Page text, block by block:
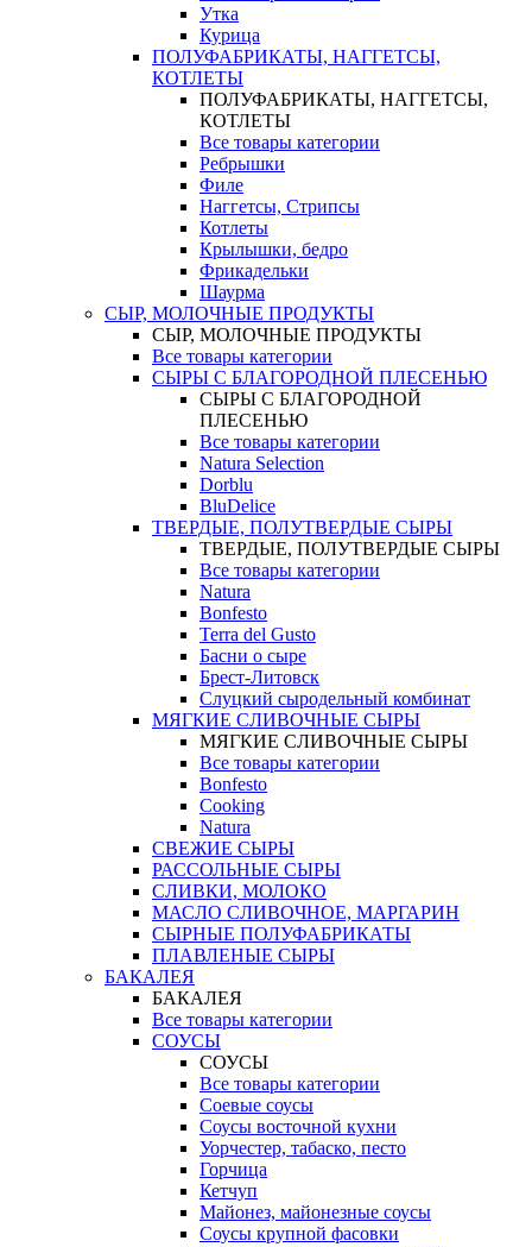
Утка
Курица
ПОЛУФАБРИКАТЫ, НАГГЕТСЫ,
КОТЛЕТЫ
ПОЛУФАБРИКАТЫ, НАГГЕТСЫ,
КОТЛЕТЫ
Все товары категории
Ребрышки
Филе
Наггетсы, Стрипсы
Котлеты
Крылышки, бедро
Фрикадельки
Шаурма
СЫР, МОЛОЧНЫЕ ПРОДУКТЫ
СЫР, МОЛОЧНЫЕ ПРОДУКТЫ
Все товары категории
СЫРЫ С БЛАГОРОДНОЙ ПЛЕСЕНЬЮ
СЫРЫ С БЛАГОРОДНОЙ
ПЛЕСЕНЬЮ
Все товары категории
Natura Selection
Dorblu
BluDelice
ТВЕРДЫЕ, ПОЛУТВЕРДЫЕ СЫРЫ
ТВЕРДЫЕ, ПОЛУТВЕРДЫЕ СЫРЫ
Все товары категории
Natura
Bonfesto
Terra del Gusto
Басни о сыре
Брест-Литовск
Слуцкий сыродельный комбинат
МЯГКИЕ СЛИВОЧНЫЕ СЫРЫ
МЯГКИЕ СЛИВОЧНЫЕ СЫРЫ
Все товары категории
Bonfesto
Cooking
Natura
СВЕЖИЕ СЫРЫ
РАССОЛЬНЫЕ СЫРЫ
СЛИВКИ, МОЛОКО
МАСЛО СЛИВОЧНОЕ, МАРГАРИН
СЫРНЫЕ ПОЛУФАБРИКАТЫ
ПЛАВЛЕНЫЕ СЫРЫ
БАКАЛЕЯ
БАКАЛЕЯ
Все товары категории
СОУСЫ
СОУСЫ
Все товары категории
Соевые соусы
Соусы восточной кухни
Уорчестер, табаско, песто
Горчица
Кетчуп
Майонез, майонезные соусы
Соусы крупной фасовки